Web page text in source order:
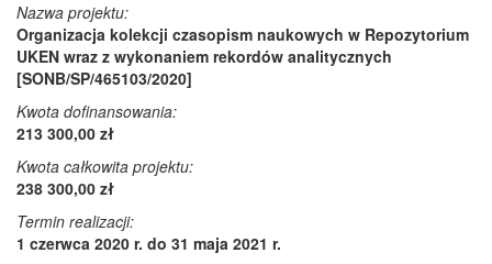
Nazwa projektu:
Organizacja kolekcji czasopism naukowych w Repozytorium
UKEN wraz z wykonaniem rekordów analitycznych
[SONB/SP/465103/2020]
Kwota dofinansowania:
213 300,00 zł
Kwota całkowita projektu:
238 300,00 zł
Termin realizacji:
1 czerwca 2020 r. do 31 maja 2021 r.